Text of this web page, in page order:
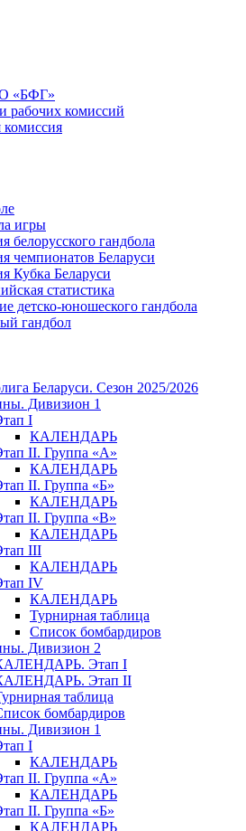
«БФГ»
рабочих комиссий
комиссия
игры
белорусского гандбола
чемпионатов Беларуси
Кубка Беларуси
статистика
детско-юношеского гандбола
гандбол
Беларуси. Сезон 2025/2026
Дивизион 1
I
КАЛЕНДАРЬ
II. Группа «А»
КАЛЕНДАРЬ
II. Группа «Б»
КАЛЕНДАРЬ
II. Группа «В»
КАЛЕНДАРЬ
III
КАЛЕНДАРЬ
IV
КАЛЕНДАРЬ
Турнирная таблица
Список бомбардиров
Дивизион 2
Этап I
Этап II
таблица
бомбардиров
Дивизион 1
I
КАЛЕНДАРЬ
II. Группа «А»
КАЛЕНДАРЬ
II. Группа «Б»
КАЛЕНДАРЬ